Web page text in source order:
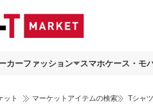
カーファッション スマホケース・モ
ット マーケットアイテムの検索 Tシャ